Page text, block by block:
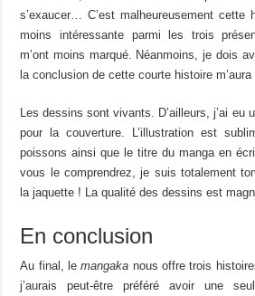
s’exaucer… C’est malheureusement cette
moins intéressante parmi les trois
m’ont moins marqué. Néanmoins, je dois
la conclusion de cette courte histoire
Les dessins sont vivants. D’ailleurs, j’ai eu
pour la couverture. L’illustration est
poissons ainsi que le titre du manga en
vous le comprendrez, je suis totalement
la jaquette ! La qualité des dessins est
En conclusion
Au final, lemangaka nous offre trois
j’aurais peut-être préféré avoir une